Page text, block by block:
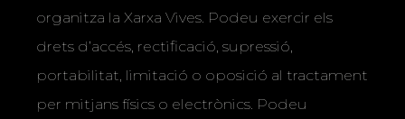
organitza la Xarxa Vives. Podeu exercir els
drets d’accés, rectificació, supressió,
portabilitat, limitació o oposició al tractament
per mitjans físics o electrònics. Podeu